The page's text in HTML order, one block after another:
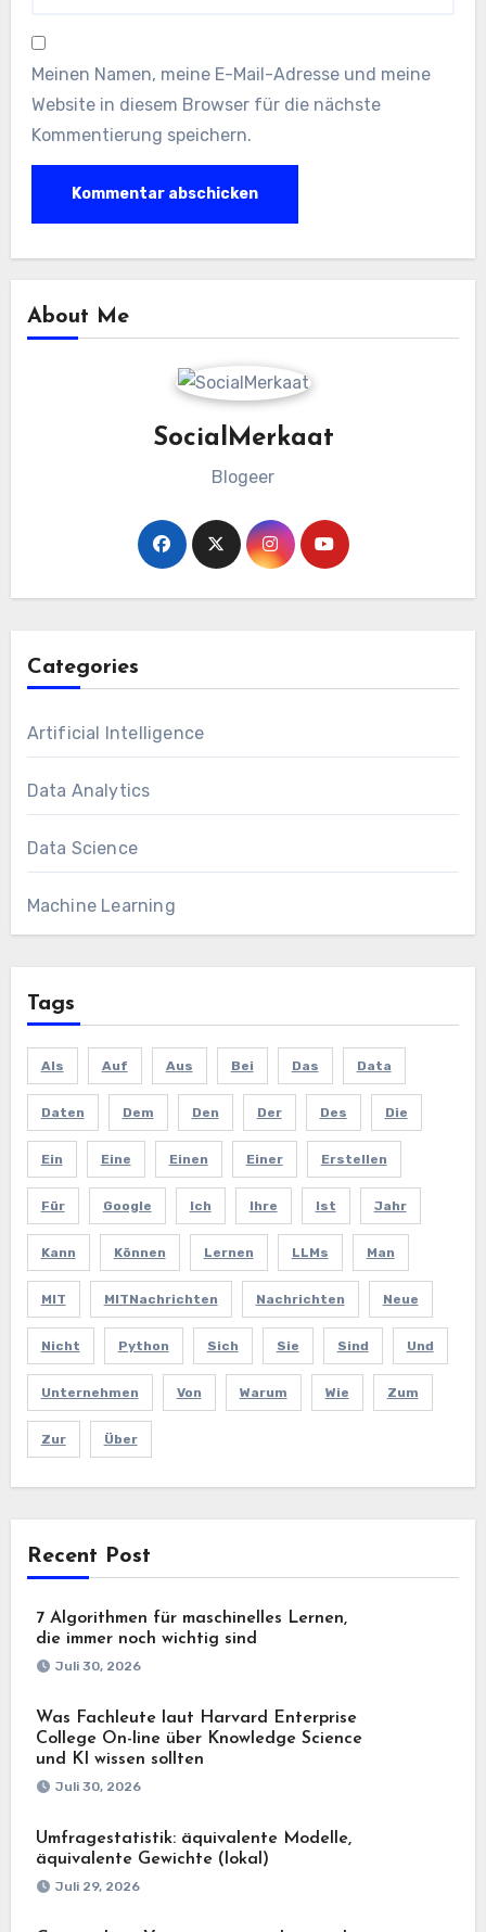
Meinen Namen, meine E-Mail-Adresse und meine
Website in diesem Browser für die nächste
Kommentierung speichern.
About Me
SocialMerkaat
Blogeer
Categories
Artificial Intelligence
Data Analytics
Data Science
Machine Learning
Tags
Als Auf Aus Bei Das Data
Daten Dem Den Der Des Die
Ein Eine Einen Einer Erstellen
Für Google Ich Ihre Ist Jahr
Kann Können Lernen LLMs Man
MIT MITNachrichten Nachrichten Neue
Nicht Python Sich Sie Sind Und
Unternehmen Von Warum Wie Zum
Zur Über
Recent Post
7 Algorithmen für maschinelles Lernen,
die immer noch wichtig sind
Juli 30, 2026
Was Fachleute laut Harvard Enterprise
College On-line über Knowledge Science
und KI wissen sollten
Juli 30, 2026
Umfragestatistik: äquivalente Modelle,
äquivalente Gewichte (lokal)
Juli 29, 2026